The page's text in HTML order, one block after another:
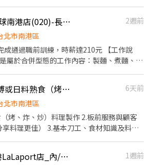
🫧 餐具清洗、環境整理整頓、環境清洗......
單位計算！ ▪介紹親朋好友入職，期滿可
鐘為單位計
險 ③每月提撥勞工退休新制6% ④特休按照
勤津貼 ⑥員工用餐折扣 ⑦提供員工制服 ⑧
具、環境清潔維護 🫐 主管交辦事宜 🍉 內外
⭐ 夜班：21:00 - 02:00 ⚠️每間店有缺的時段
區或哪間店 .˚⊹ ⁺‧ 【薪資制度】
，時薪為 $ 225 ~ 240 🪙 若非以上時段，時
） 🗓️ 周一至週日皆需排班 🚫 周六、周日可
台北舊宗二店📍台北市內湖區舊宗路一段
東路三段406巷8號 台北復興二店📍台北市
號 台北光復店📍台北市大安區光復南路286
[日商 丸亀製麵] 環球南港店(020)-長期兼職夥伴/廚助/工讀生/彈性排班
2週前
北市南港區
成通過職前訓練，時薪達210元 【工作說
屬於合併型態的工作內容：製麵、煮麵、製
） 【薪資福利】 1. 提供員工餐 2. 國定假日
效獎金 4. 久任獎金 5. 生日禮卷 6. 滿年資
補助 ★★多項福利歡迎您加入我們★★ 總是
台灣東利多(丸亀製麵)
陶膳【板前冷台師傅或日料熟食（烤、炸、炒）廚師】
6天前
北市南港區
烤、炸、炒）料理製作 2.板前服務與顧客
料理更佳） 3.基本刀工、食材知識及料理
Y31🔥急徵🍚🍱南港LaLaport店_內/外場計時人員【YAYOI彌生軒】
1週前